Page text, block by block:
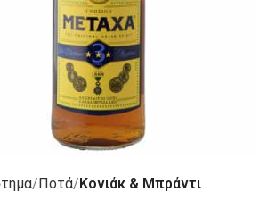
Ποτά Κονιάκ & Μπράντι